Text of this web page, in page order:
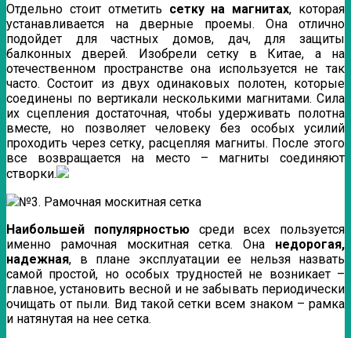
Отдельно стоит отметить сетку на магнитах, которая
устанавливается на дверные проемы. Она отлично
подойдет для частных домов, дач, для защиты
балконных дверей. Изобрели сетку в Китае, а на
отечественном пространстве она используется не так
часто. Состоит из двух одинаковых полотен, которые
соединены по вертикали несколькими магнитами. Сила
их сцепления достаточная, чтобы удерживать полотна
вместе, но позволяет человеку без особых усилий
проходить через сетку, расцепляя магниты. После этого
все возвращается на место – магниты соединяют
створки.
№3. Рамочная москитная сетка
Наибольшей популярностьюсреди всех пользуется
именно рамочная москитная сетка. Она недорогая,
надежная, в плане эксплуатации ее нельзя назвать
самой простой, но особых трудностей не возникает –
главное, установить весной и не забывать периодически
очищать от пыли. Вид такой сетки всем знаком – рамка
и натянутая на нее сетка.